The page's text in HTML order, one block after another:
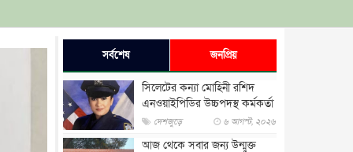
সর্বশেষ জনপ্রিয়
সিলেটের কন্যা মোহিনী রশিদ
এনওয়াইপিডির উচ্চপদস্থ কর্মকর্তা
দেশজুড়ে ৬ আগস্ট, ২০২৬
আজ থেকে সবার জন্য উন্মুক্ত